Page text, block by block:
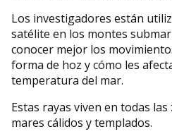
Los investigadores están
satélite en los montes
conocer mejor los
forma de hoz y cómo les
temperatura del mar.
Estas rayas viven en todas
mares cálidos y templados.